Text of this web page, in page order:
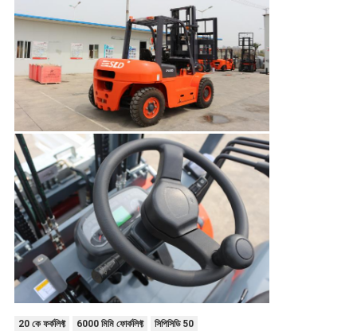
20 কে ফর্কলিফ্ট 6000 মিমি ফোর্কলিফ্ট সিপিসিডি 50